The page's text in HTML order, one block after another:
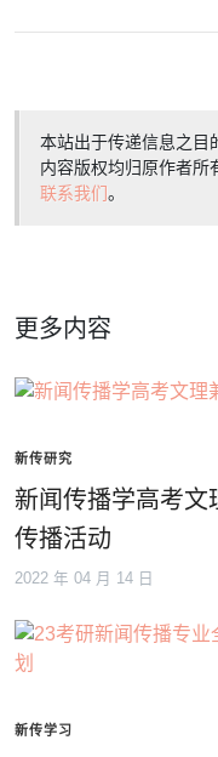
本站出于传递信息之目
内容版权均归原作者所
联系我们。
更多内容
新传研究
新闻传播学高考文
传播活动
2022 年 04 月 14 日
新传学习